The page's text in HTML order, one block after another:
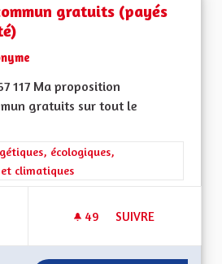
gratuits (payés
117 Ma proposition
gratuits sur tout le
la catégorie : Les transitions
écologiques,
climatiques
49 49 ABONNÉS
SUIVRE